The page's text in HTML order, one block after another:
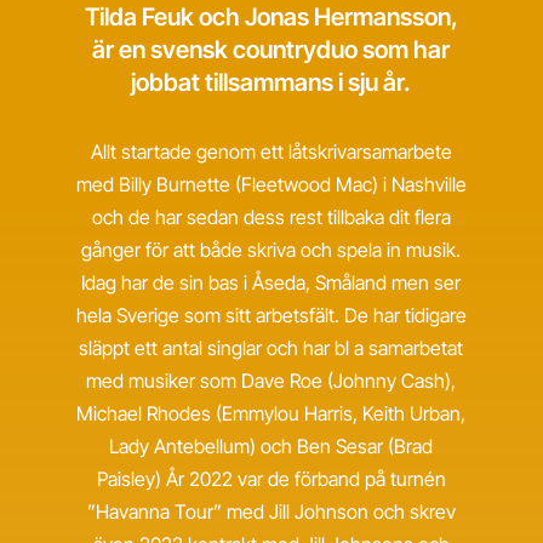
Tilda Feuk och Jonas Hermansson,
är en svensk countryduo som har
jobbat tillsammans i sju år.
Allt startade genom ett låtskrivarsamarbete
med Billy Burnette (Fleetwood Mac) i Nashville
och de har sedan dess rest tillbaka dit flera
gånger för att både skriva och spela in musik.
Idag har de sin bas i Åseda, Småland men ser
hela Sverige som sitt arbetsfält. De har tidigare
släppt ett antal singlar och har bl a samarbetat
med musiker som Dave Roe (Johnny Cash),
Michael Rhodes (Emmylou Harris, Keith Urban,
Lady Antebellum) och Ben Sesar (Brad
Paisley) År 2022 var de förband på turnén
”Havanna Tour” med Jill Johnson och skrev